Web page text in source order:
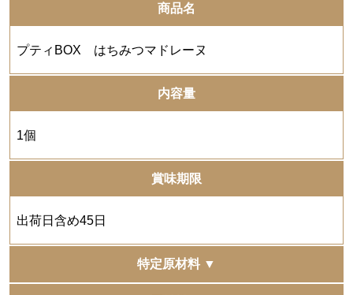
商品名
プティBOX はちみつマドレーヌ
内容量
1個
賞味期限
出荷日含め45日
特定原材料 ▼